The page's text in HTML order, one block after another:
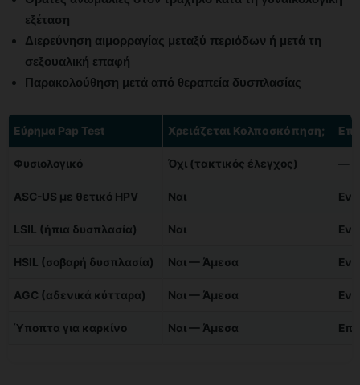
εξέταση
Διερεύνηση αιμορραγίας μεταξύ περιόδων ή μετά τη
σεξουαλική επαφή
Παρακολούθηση μετά από θεραπεία δυσπλασίας
Εύρημα Pap Test Χρειάζεται Κολποσκόπηση;
Φυσιολογικό Όχι (τακτικός έλεγχος) —
ASC-US με θετικό HPV Ναι
LSIL (ήπια δυσπλασία) Ναι
HSIL (σοβαρή δυσπλασία) Ναι — Άμεσα
AGC (αδενικά κύτταρα) Ναι — Άμεσα
Ύποπτα για καρκίνο Ναι — Άμεσα